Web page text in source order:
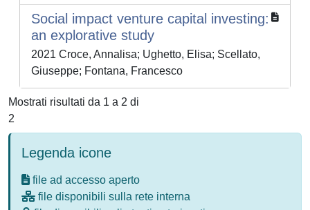
Social impact venture capital investing:
an explorative study
2021 Croce, Annalisa; Ughetto, Elisa; Scellato,
Giuseppe; Fontana, Francesco
Mostrati risultati da 1 a 2 di
2
Legenda icone
file ad accesso aperto
file disponibili sulla rete interna